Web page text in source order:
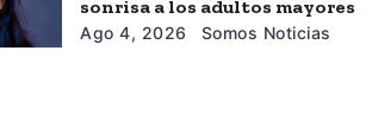
sonrisa a los adultos mayores
Ago 4, 2026 Somos Noticias